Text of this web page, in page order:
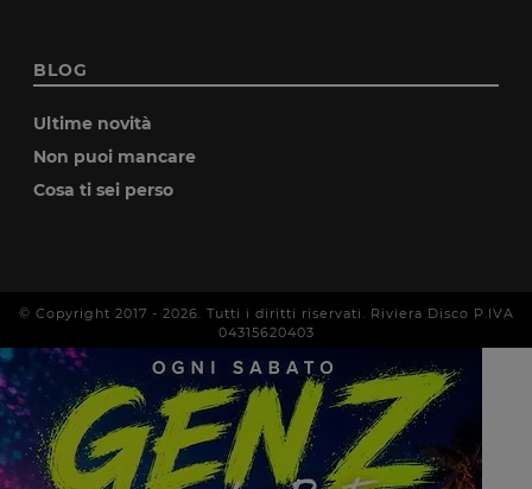
BLOG
Ultime novità
Non puoi mancare
Cosa ti sei perso
© Copyright 2017 - 2026. Tutti i diritti riservati. Riviera Disco P.IVA
04315620403